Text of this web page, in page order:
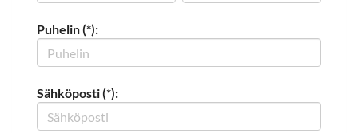
Puhelin (*):
Sähköposti (*):